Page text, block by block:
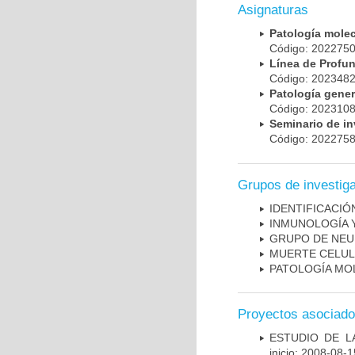
Asignaturas
Patología
Código:
Línea de
Código:
Patología
Código:
Seminario de
Código:
Grupos de
INMUNOLOGÍA
GRUPO DE
MUERTE
PATOLOGÍA
Proyectos
ESTUDIO DE